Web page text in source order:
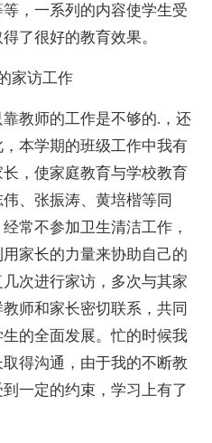
，一系列的内容使学生受
了很好的教育效果。
家访工作
教师的工作是不够的.，还
本学期的班级工作中我有
，使家庭教育与学校教育
、张振涛、黄培楷等同
常不参加卫生清洁工作，
家长的力量来协助自己的
次进行家访，多次与其家
师和家长密切联系，共同
的全面发展。忙的时候我
得沟通，由于我的不断教
一定的约束，学习上有了